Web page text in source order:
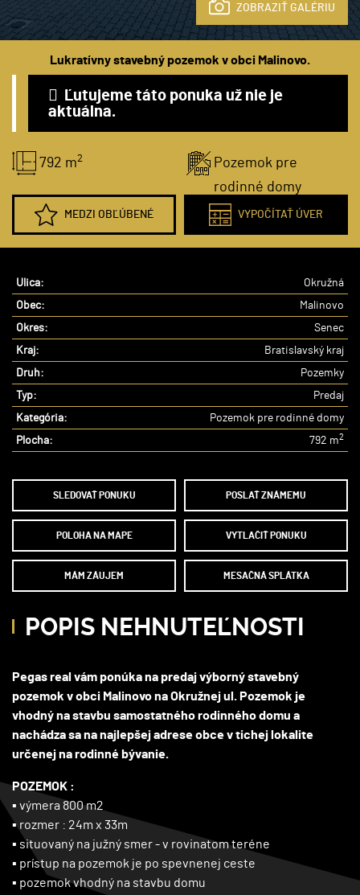
ZOBRAZIŤ GALÉRIU
Lukratívny stavebný pozemok v obci Malinovo.
Ľutujeme táto ponuka už nie je
aktuálna.
792 m2
Pozemok pre
rodinné domy
MEDZI OBĽÚBENÉ VYPOČÍTAŤ ÚVER
Ulica:
Okružná
Obec:
Malinovo
Okres:
Senec
Kraj:
Bratislavský kraj
Druh:
Pozemky
Typ:
Predaj
Kategória:
Pozemok pre rodinné domy
Plocha:
792 m2
SLEDOVAŤ PONUKU POSLAŤ ZNÁMEMU
POLOHA NA MAPE VYTLAČIŤ PONUKU
MÁM ZÁUJEM MESAČNÁ SPLÁTKA
POPIS NEHNUTEĽNOSTI
Pegas real vám ponúka na predaj výborný stavebný
pozemok v obci Malinovo na Okružnej ul. Pozemok je
vhodný na stavbu samostatného rodinného domu a
nachádza sa na najlepšej adrese obce v tichej lokalite
určenej na rodinné bývanie.
POZEMOK :
▪ výmera 800 m2
▪ rozmer : 24m x 33m
▪ situovaný na južný smer - v rovinatom teréne
▪ prístup na pozemok je po spevnenej ceste
▪ pozemok vhodný na stavbu domu